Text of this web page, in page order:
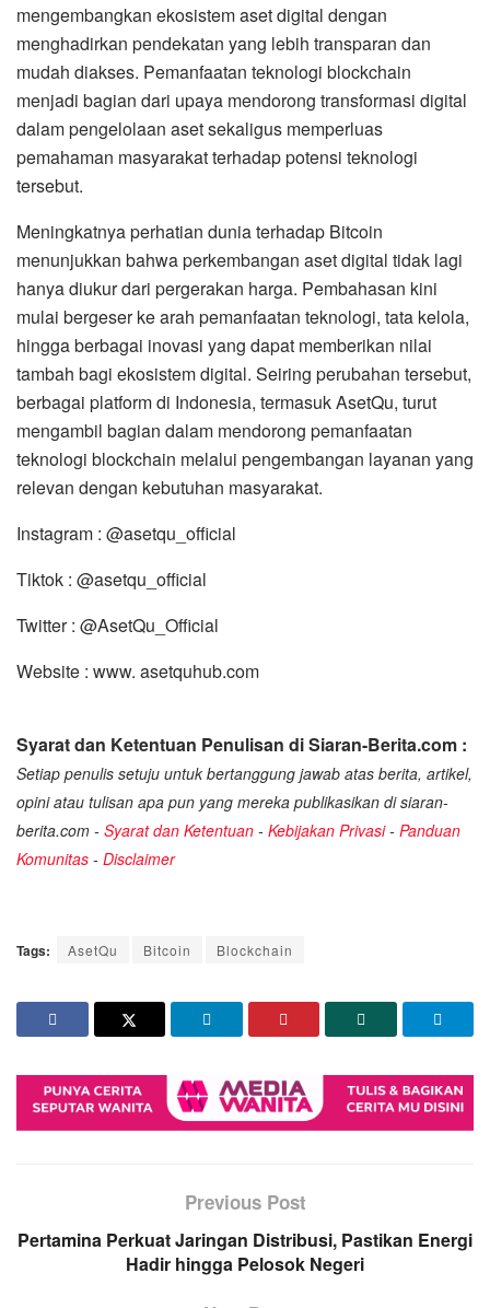
mengembangkan ekosistem aset digital dengan
menghadirkan pendekatan yang lebih transparan dan
mudah diakses. Pemanfaatan teknologi blockchain
menjadi bagian dari upaya mendorong transformasi digital
dalam pengelolaan aset sekaligus memperluas
pemahaman masyarakat terhadap potensi teknologi
tersebut.
Meningkatnya perhatian dunia terhadap Bitcoin
menunjukkan bahwa perkembangan aset digital tidak lagi
hanya diukur dari pergerakan harga. Pembahasan kini
mulai bergeser ke arah pemanfaatan teknologi, tata kelola,
hingga berbagai inovasi yang dapat memberikan nilai
tambah bagi ekosistem digital. Seiring perubahan tersebut,
berbagai platform di Indonesia, termasuk AsetQu, turut
mengambil bagian dalam mendorong pemanfaatan
teknologi blockchain melalui pengembangan layanan yang
relevan dengan kebutuhan masyarakat.
Instagram : @asetqu_official
Tiktok : @asetqu_official
Twitter : @AsetQu_Official
Website : www. asetquhub.com
Syarat dan Ketentuan Penulisan di Siaran-Berita.com :
Setiap penulis setuju untuk bertanggung jawab atas berita, artikel,
opini atau tulisan apa pun yang mereka publikasikan di siaran-
berita.com - Syarat dan Ketentuan - Kebijakan Privasi- Panduan
Komunitas - Disclaimer
Tags: AsetQu Bitcoin Blockchain
Previous Post
Pertamina Perkuat Jaringan Distribusi, Pastikan Energi
Hadir hingga Pelosok Negeri